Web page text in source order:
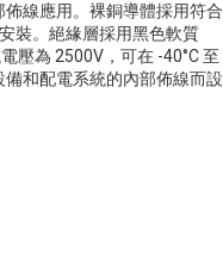
佈線應用。裸銅導體採用符合
裝。絕緣層採用黑色軟質
壓為 2500V，可在 -40°C 至
和配電系統的內部佈線而設